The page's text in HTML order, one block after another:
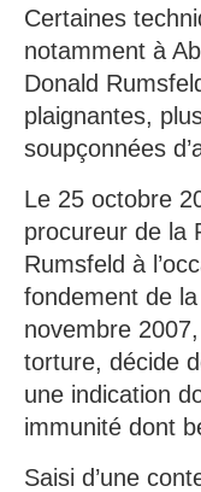
Certaines
notamment à
Donald
plaignantes,
soupçonnées
Le 25 octobre
procureur de la
Rumsfeld à
fondement de
novembre
torture, décide
une indication
immunité dont
Saisi d’une